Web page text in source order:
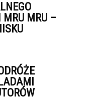
MRU MRU –